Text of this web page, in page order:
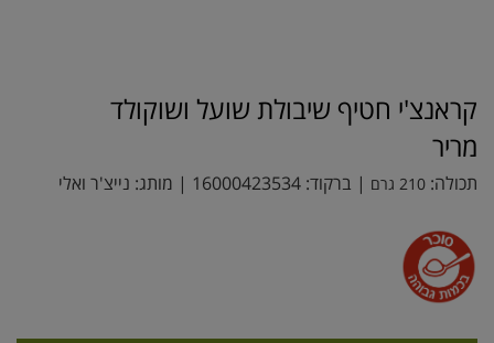
קראנצ'י חטיף שיבולת שועל ושוקולד
מריר
תכולה: 210 גרם | ברקוד: 16000423534 | מותג: נייצ'ר ואלי